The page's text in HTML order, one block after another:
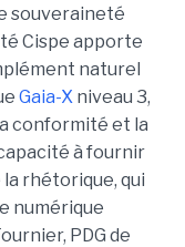
souveraineté
Cispe apporte
naturel
Gaia-Xniveau 3,
conformité et la
à fournir
rhétorique, qui
numérique
PDG de